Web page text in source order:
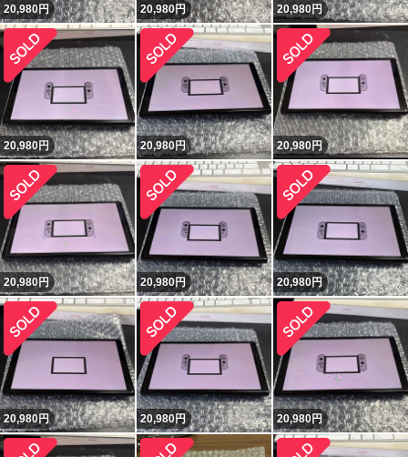
20,980円 20,980円 20,980円
20,980円 20,980円 20,980円
20,980円 20,980円 20,980円
20,980円 20,980円 20,980円